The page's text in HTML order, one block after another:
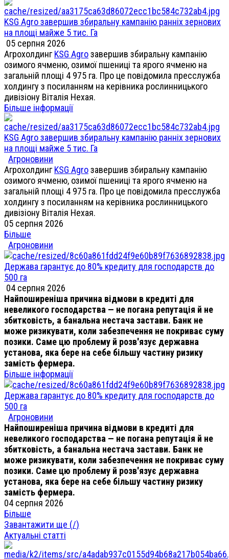
KSG Agro завершив збиральну кампанію ранніх зернових
на площі майже 5 тис. Га
05 серпня 2026
АгрохолдингKSG Agroзавершив збиральну кампанію
озимого ячменю, озимої пшениці та ярого ячменю на
загальній площі 4 975 га. Про це повідомила пресслужба
холдингу з посиланням на керівника рослинницького
дивізіону Віталія Нехая.
Більше інформації
KSG Agro завершив збиральну кампанію ранніх зернових
на площі майже 5 тис. Га
Агроновини
АгрохолдингKSG Agroзавершив збиральну кампанію
озимого ячменю, озимої пшениці та ярого ячменю на
загальній площі 4 975 га. Про це повідомила пресслужба
холдингу з посиланням на керівника рослинницького
дивізіону Віталія Нехая.
05 серпня 2026
Більше
Агроновини
Держава гарантує до 80% кредиту для господарств до
500 га
04 серпня 2026
Найпоширеніша причина відмови в кредиті для
невеликого господарства — не погана репутація й не
збитковість, а банальна нестача застави. Банк не
може ризикувати, коли забезпечення не покриває суму
позики. Саме цю проблему й розв'язує державна
установа, яка бере на себе більшу частину ризику
замість фермера.
Більше інформації
Держава гарантує до 80% кредиту для господарств до
500 га
Агроновини
Найпоширеніша причина відмови в кредиті для
невеликого господарства — не погана репутація й не
збитковість, а банальна нестача застави. Банк не
може ризикувати, коли забезпечення не покриває суму
позики. Саме цю проблему й розв'язує державна
установа, яка бере на себе більшу частину ризику
замість фермера.
04 серпня 2026
Більше
Завантажити ще (/)
Актуальні статті